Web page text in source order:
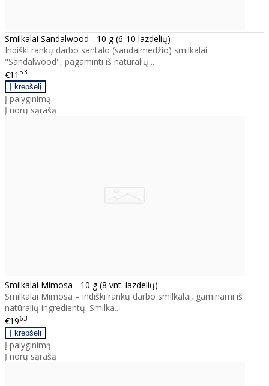
Smilkalai Sandalwood - 10 g (6-10 lazdelių)
Indiški rankų darbo santalo (sandalmedžio) smilkalai
"Sandalwood", pagaminti iš natūralių ..
€11 53
Į palyginimą
Į norų sąrašą
Smilkalai Mimosa - 10 g (8 vnt. lazdelių)
Smilkalai Mimosa – indiški rankų darbo smilkalai, gaminami iš
natūralių ingredientų. Smilka..
€1963
Į palyginimą
Į norų sąrašą